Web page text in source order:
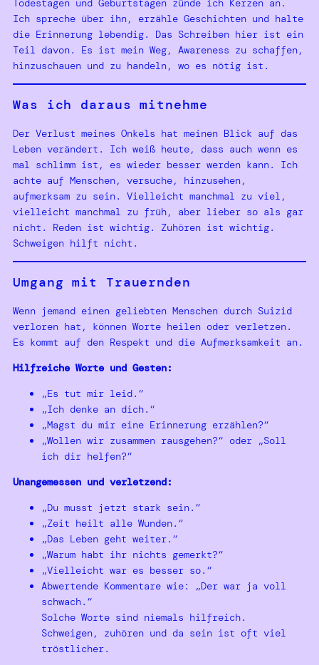
Todestagen und Geburtstagen zünde ich Kerzen an.
Ich spreche über ihn, erzähle Geschichten und halte
die Erinnerung lebendig. Das Schreiben hier ist ein
Teil davon. Es ist mein Weg, Awareness zu schaffen,
hinzuschauen und zu handeln, wo es nötig ist.
Was ich daraus mitnehme
Der Verlust meines Onkels hat meinen Blick auf das
Leben verändert. Ich weiß heute, dass auch wenn es
mal schlimm ist, es wieder besser werden kann. Ich
achte auf Menschen, versuche, hinzusehen,
aufmerksam zu sein. Vielleicht manchmal zu viel,
vielleicht manchmal zu früh, aber lieber so als gar
nicht. Reden ist wichtig. Zuhören ist wichtig.
Schweigen hilft nicht.
Umgang mit Trauernden
Wenn jemand einen geliebten Menschen durch Suizid
verloren hat, können Worte heilen oder verletzen.
Es kommt auf den Respekt und die Aufmerksamkeit an.
Hilfreiche Worte und Gesten:
„Es tut mir leid.“
„Ich denke an dich.“
„Magst du mir eine Erinnerung erzählen?“
„Wollen wir zusammen rausgehen?“ oder „Soll
ich dir helfen?“
Unangemessen und verletzend:
„Du musst jetzt stark sein.“
„Zeit heilt alle Wunden.“
„Das Leben geht weiter.“
„Warum habt ihr nichts gemerkt?“
„Vielleicht war es besser so.“
Abwertende Kommentare wie: „Der war ja voll
schwach.“
Solche Worte sind niemals hilfreich.
Schweigen, zuhören und da sein ist oft viel
tröstlicher.